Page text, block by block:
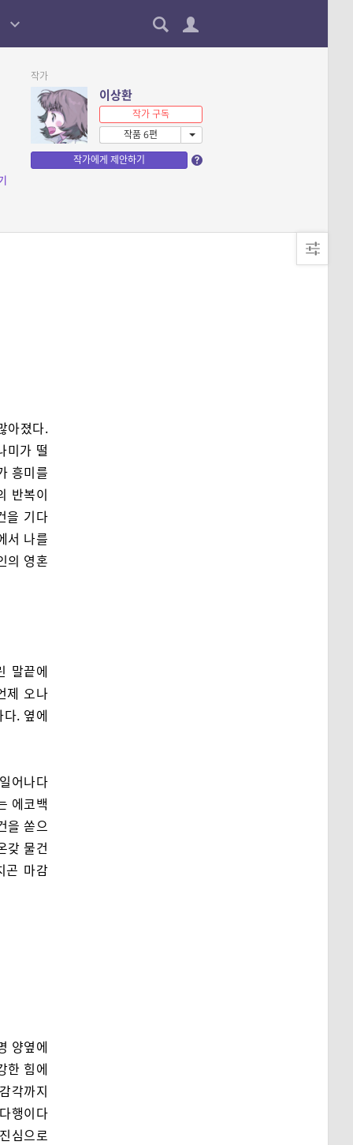
작가
이상환
작가 구독
작품 6편
작가에게 제안하기
아졌다.
미가 떨
흥미를
반복이
을 기다
서 나를
의 영혼
말끝에
제 오나
. 옆에
어나다
에코백
을 쏟으
갖 물건
곤 마감
양옆에
한 힘에
각까지
행이다
심으로